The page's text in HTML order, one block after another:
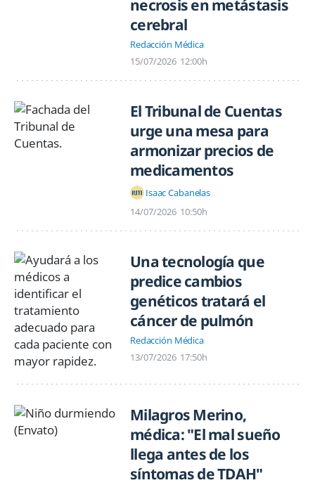
necrosis en metástasis
cerebral
Redacción Médica
15/07/2026 12:00h
El Tribunal de Cuentas
urge una mesa para
armonizar precios de
medicamentos
Isaac Cabanelas
14/07/2026 10:50h
Una tecnología que
predice cambios
genéticos tratará el
cáncer de pulmón
Redacción Médica
13/07/2026 17:50h
Milagros Merino,
médica: "El mal sueño
llega antes de los
síntomas de TDAH"